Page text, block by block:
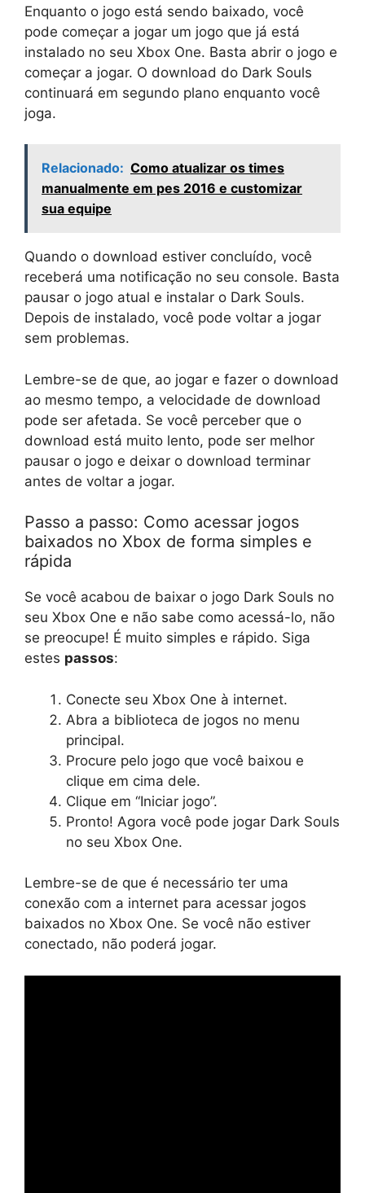
Enquanto o jogo está sendo baixado, você
pode começar a jogar um jogo que já está
instalado no seu Xbox One. Basta abrir o jogo e
começar a jogar. O download do Dark Souls
continuará em segundo plano enquanto você
joga.
Relacionado: Como atualizar os times
manualmente em pes 2016 e customizar
sua equipe
Quando o download estiver concluído, você
receberá uma notificação no seu console. Basta
pausar o jogo atual e instalar o Dark Souls.
Depois de instalado, você pode voltar a jogar
sem problemas.
Lembre-se de que, ao jogar e fazer o download
ao mesmo tempo, a velocidade de download
pode ser afetada. Se você perceber que o
download está muito lento, pode ser melhor
pausar o jogo e deixar o download terminar
antes de voltar a jogar.
Passo a passo: Como acessar jogos
baixados no Xbox de forma simples e
rápida
Se você acabou de baixar o jogo Dark Souls no
seu Xbox One e não sabe como acessá-lo, não
se preocupe! É muito simples e rápido. Siga
estes passos:
Conecte seu Xbox One à internet.
Abra a biblioteca de jogos no menu
principal.
Procure pelo jogo que você baixou e
clique em cima dele.
Clique em “Iniciar jogo”.
Pronto! Agora você pode jogar Dark Souls
no seu Xbox One.
Lembre-se de que é necessário ter uma
conexão com a internet para acessar jogos
baixados no Xbox One. Se você não estiver
conectado, não poderá jogar.